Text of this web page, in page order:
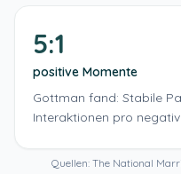
5:1
positive Momente
Gottman fand: Stabile
Interaktionen pro
Quellen: The National